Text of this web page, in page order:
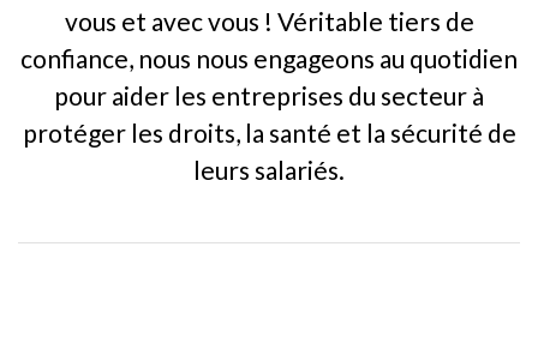
vous et avec vous ! Véritable tiers de
confiance, nous nous engageons au quotidien
pour aider les entreprises du secteur à
protéger les droits, la santé et la sécurité de
leurs salariés.